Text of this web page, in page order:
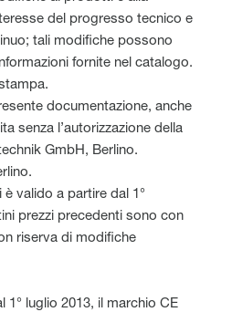
del progresso tecnico e
tali modifiche possono
fornite nel catalogo.
documentazione, anche
senza l’autorizzazione della
GmbH, Berlino.
valido a partire dal 1°
prezzi precedenti sono con
riserva di modifiche
1° luglio 2013, il marchio CE